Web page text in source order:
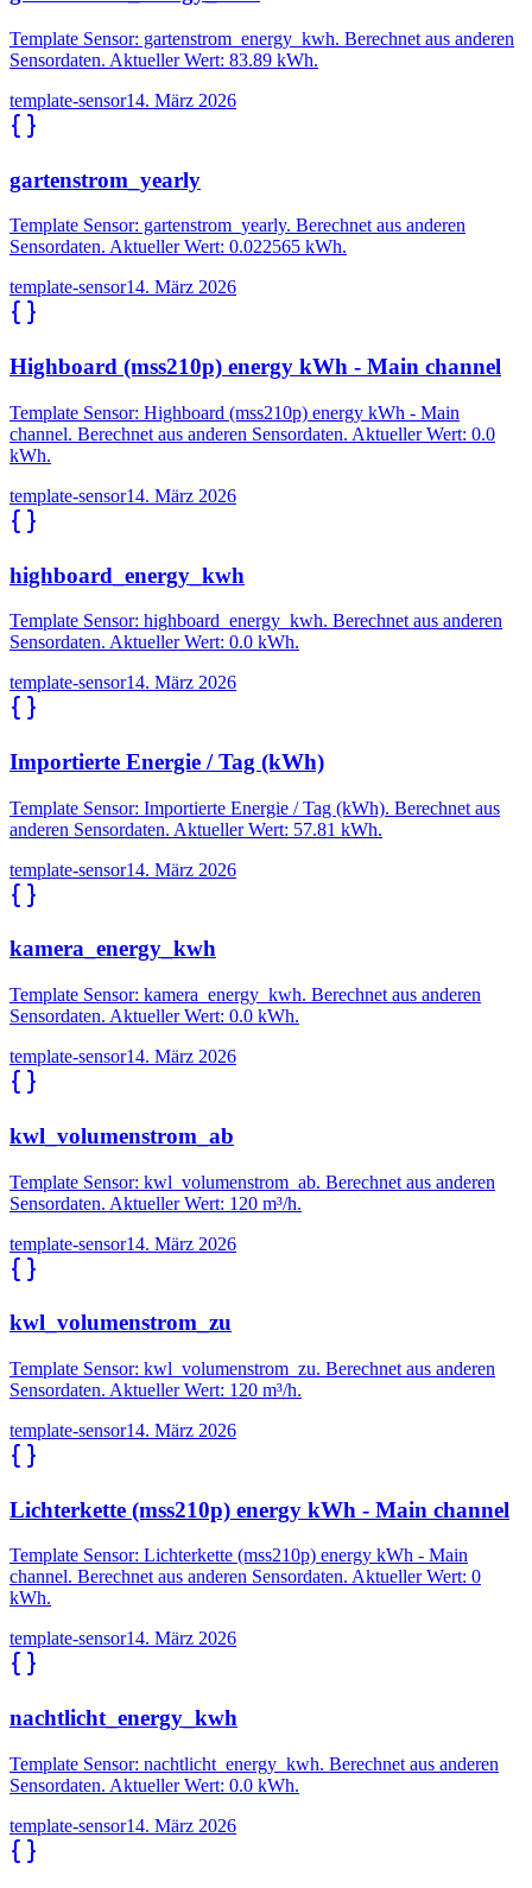
Template Sensor: gartenstrom_energy_kwh. Berechnet aus anderen
Sensordaten. Aktueller Wert: 83.89 kWh.
template-sensor14. März 2026
gartenstrom_yearly
Template Sensor: gartenstrom_yearly. Berechnet aus anderen
Sensordaten. Aktueller Wert: 0.022565 kWh.
template-sensor14. März 2026
Highboard (mss210p) energy kWh - Main channel
Template Sensor: Highboard (mss210p) energy kWh - Main
channel. Berechnet aus anderen Sensordaten. Aktueller Wert: 0.0
kWh.
template-sensor14. März 2026
highboard_energy_kwh
Template Sensor: highboard_energy_kwh. Berechnet aus anderen
Sensordaten. Aktueller Wert: 0.0 kWh.
template-sensor14. März 2026
Importierte Energie / Tag (kWh)
Template Sensor: Importierte Energie / Tag (kWh). Berechnet aus
anderen Sensordaten. Aktueller Wert: 57.81 kWh.
template-sensor14. März 2026
kamera_energy_kwh
Template Sensor: kamera_energy_kwh. Berechnet aus anderen
Sensordaten. Aktueller Wert: 0.0 kWh.
template-sensor14. März 2026
kwl_volumenstrom_ab
Template Sensor: kwl_volumenstrom_ab. Berechnet aus anderen
Sensordaten. Aktueller Wert: 120 m³/h.
template-sensor14. März 2026
kwl_volumenstrom_zu
Template Sensor: kwl_volumenstrom_zu. Berechnet aus anderen
Sensordaten. Aktueller Wert: 120 m³/h.
template-sensor14. März 2026
Lichterkette (mss210p) energy kWh - Main channel
Template Sensor: Lichterkette (mss210p) energy kWh - Main
channel. Berechnet aus anderen Sensordaten. Aktueller Wert: 0
kWh.
template-sensor14. März 2026
nachtlicht_energy_kwh
Template Sensor: nachtlicht_energy_kwh. Berechnet aus anderen
Sensordaten. Aktueller Wert: 0.0 kWh.
template-sensor14. März 2026